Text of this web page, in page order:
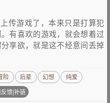
传游戏了，本来只是打算犯
有喜欢的游戏，就会想着过
享欲，就是这不经意间丢掉
险 后辈 幻想
纯爱
馈|补链